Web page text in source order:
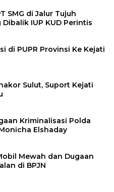
SMG di Jalur Tujuh
IUP KUD Perintis
di PUPR Provinsi Ke Kejati
Sulut, Suport Kejati
Kriminalisasi Polda
Elshaday
Mewah dan Dugaan
di BPJN